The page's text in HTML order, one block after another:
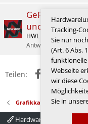
GeForce-RTX-
und dann
HWL News Bot
Antworten 15
Teilen: Facebook
X
Grafikkarten
Hardwareluxx 4.0
Tracking-
Sie nur
(Art. 6 Abs.
funktionelle
Webseite
wir diese
Sie in